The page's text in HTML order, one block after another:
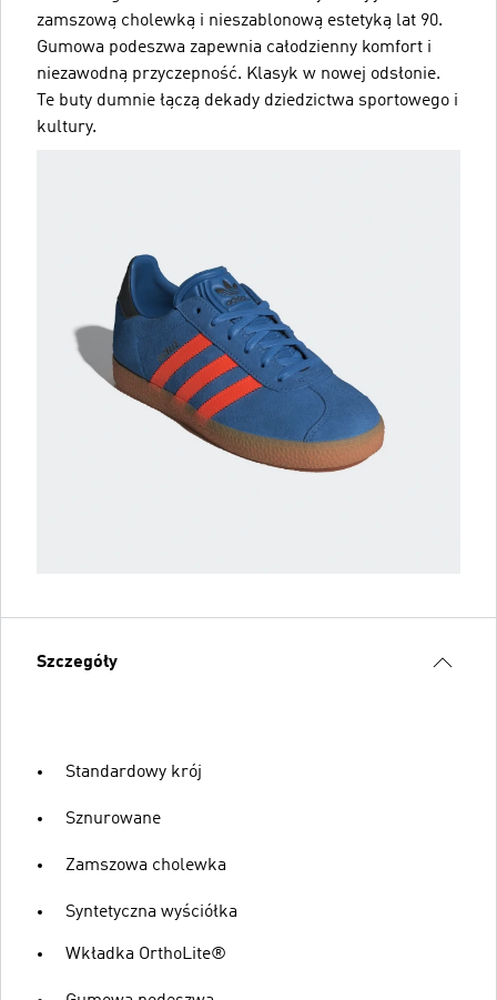
zamszową cholewką i nieszablonową estetyką lat 90.
Gumowa podeszwa zapewnia całodzienny komfort i
niezawodną przyczepność. Klasyk w nowej odsłonie.
Te buty dumnie łączą dekady dziedzictwa sportowego i
kultury.
Szczegóły
Standardowy krój
Sznurowane
Zamszowa cholewka
Syntetyczna wyściółka
Wkładka OrthoLite®